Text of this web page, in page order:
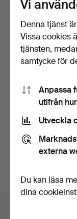
FRANS VAN
MARTIJN
Klubbades 10 maj
Vi
Denna tjänst
Vissa cookies
tjänsten,
samtycke för
Anpassa
utifrån
Utveckla
externa
Du kan läsa
dina